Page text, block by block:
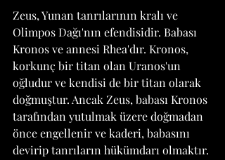
Zeus, Yunan tanrılarının kralı ve
Olimpos Dağı'nın efendisidir. Babası
Kronos ve annesi Rhea'dır. Kronos,
korkunç bir titan olan Uranos'un
oğludur ve kendisi de bir titan olarak
doğmuştur. Ancak Zeus, babası Kronos
tarafından yutulmak üzere doğmadan
önce engellenir ve kaderi, babasını
devirip tanrıların hükümdarı olmaktır.